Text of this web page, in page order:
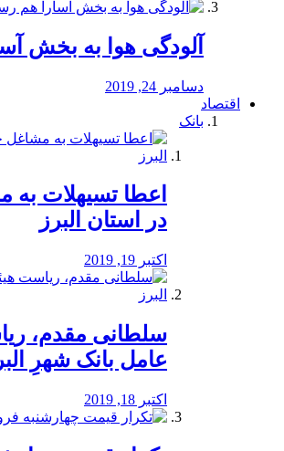
آلودگی هوا به بخش
دسامبر 24, 2019
اقتصاد
بانک
️اعطا تسیهلات
در استان البرز
اکتبر 19, 2019
سلطانی مقدم،
عامل بانک شهرِ
اکتبر 18, 2019